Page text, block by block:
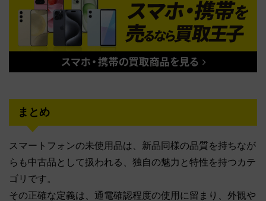
まとめ
スマートフォンの未使用品は、新品同様の品質を持ちなが
らも中古品として扱われる、独自の魅力と特性を持つカテ
ゴリです。
その正確な定義は、通電確認程度の使用に留まり、外観や